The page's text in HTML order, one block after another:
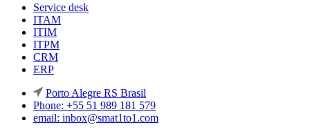
Service desk
ITAM
ITIM
ITPM
CRM
ERP
Porto Alegre RS Brasil
Phone: +55 51 989 181 579
email: inbox@smat1to1.com